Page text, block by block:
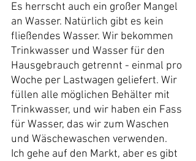
Es herrscht auch ein großer Mangel
an Wasser. Natürlich gibt es kein
fließendes Wasser. Wir bekommen
Trinkwasser und Wasser für den
Hausgebrauch getrennt - einmal pro
Woche per Lastwagen geliefert. Wir
füllen alle möglichen Behälter mit
Trinkwasser, und wir haben ein Fass
für Wasser, das wir zum Waschen
und Wäschewaschen verwenden.
Ich gehe auf den Markt, aber es gibt